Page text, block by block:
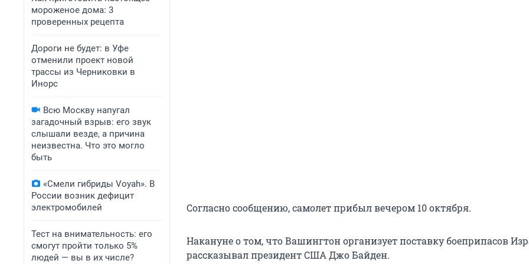
мороженое дома: 3
проверенных рецепта
Дороги не будет: в Уфе
отменили проект новой
трассы из Черниковки в
Инорс
Всю Москву напугал
загадочный взрыв: его звук
слышали везде, а причина
неизвестна. Что это могло
быть
«Смели гибриды Voyah». В
России возник дефицит
электромобилей
Тест на внимательность: его
смогут пройти только 5%
людей — вы в их числе?
Согласно сообщению, самолет прибыл вечером 10 октября.
Накануне о том, что Вашингтон организует поставку боеприпасов
рассказывал президент США Джо Байден.